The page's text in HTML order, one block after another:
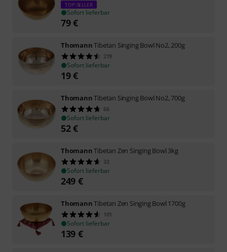
TOP-SELLER
Sofort lieferbar
79€
ThomannTibetan Singing Bowl No2, 200g
219
Sofort lieferbar
19€
ThomannTibetan Singing Bowl No2, 700g
66
Sofort lieferbar
52€
ThomannTibetan Zen Singing Bowl 3kg
32
Sofort lieferbar
249 €
ThomannTibetan Zen Singing Bowl 1700g
101
Sofort lieferbar
139 €